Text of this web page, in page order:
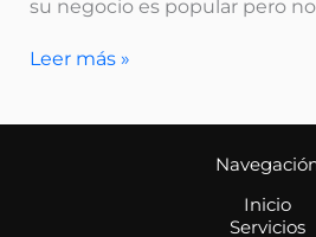
su negocio es popular pero
Leer más »
Inicio
Servicios